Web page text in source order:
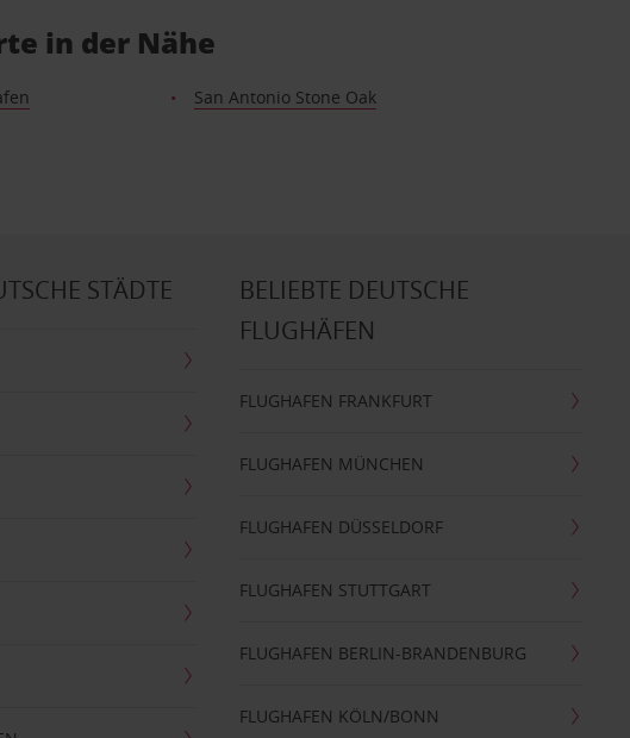
in der Nähe
San Antonio Stone Oak
STÄDTE
BELIEBTE DEUTSCHE
FLUGHÄFEN
FLUGHAFEN FRANKFURT
FLUGHAFEN MÜNCHEN
FLUGHAFEN DÜSSELDORF
FLUGHAFEN STUTTGART
FLUGHAFEN BERLIN-BRANDENBURG
FLUGHAFEN KÖLN/BONN